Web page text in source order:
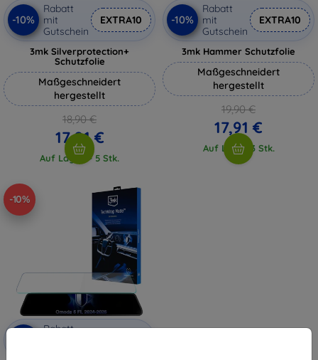
-10%
Rabatt
mit
Gutschein
EXTRA10
3mk Silverprotection+
Schutzfolie
Maßgeschneidert
hergestellt
18,90 €
17,01 €
Auf Lager > 5 Stk.
-10%
Rabatt
mit
Gutschein
EXTRA10
3mk Hammer Schutzfolie
Maßgeschneidert
hergestellt
19,90 €
17,91 €
Auf Lager 3 Stk.
-10%
Rabatt